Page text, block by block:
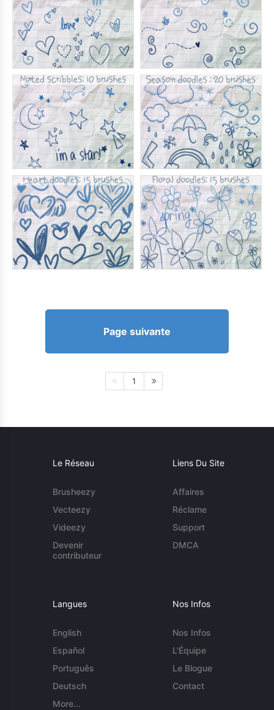
Page suivante
1
Le Réseau
Brusheezy
Vecteezy
Videezy
Devenir
contributeur
Liens Du Site
Affaires
Réclame
Support
DMCA
Langues
English
Español
Português
Deutsch
More...
Nos Infos
Nos Infos
L'Équipe
Le Blogue
Contact